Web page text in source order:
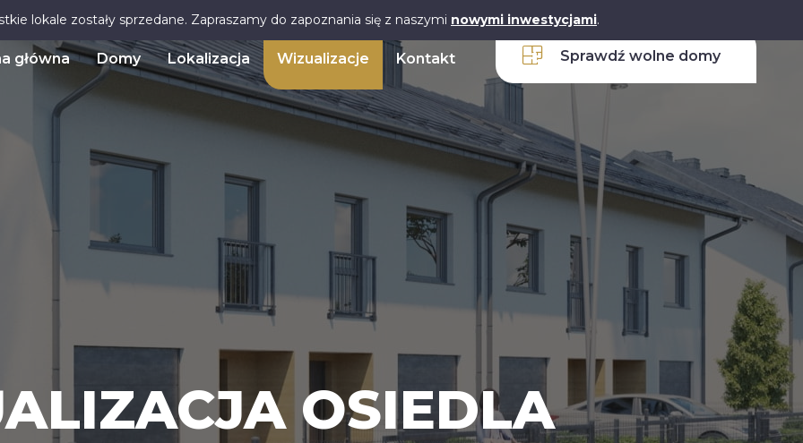
lokale zostały sprzedane. Zapraszamy do zapoznania się z naszymi nowymi inwestycjami.
główna Domy Lokalizacja Wizualizacje Kontakt Sprawdź wolne domy
OSIEDLA